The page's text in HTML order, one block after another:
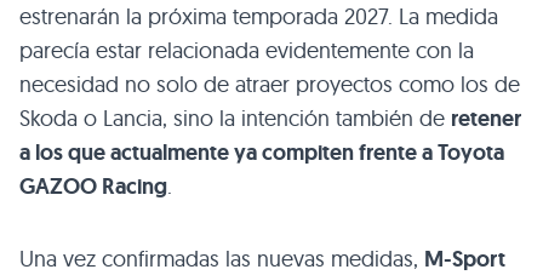
estrenarán la próxima temporada 2027. La medida
parecía estar relacionada evidentemente con la
necesidad no solo de atraer proyectos como los de
Skoda o Lancia, sino la intención también de retener
a los que actualmente ya compiten frente a Toyota
GAZOO Racing.
Una vez confirmadas las nuevas medidas, M-Sport